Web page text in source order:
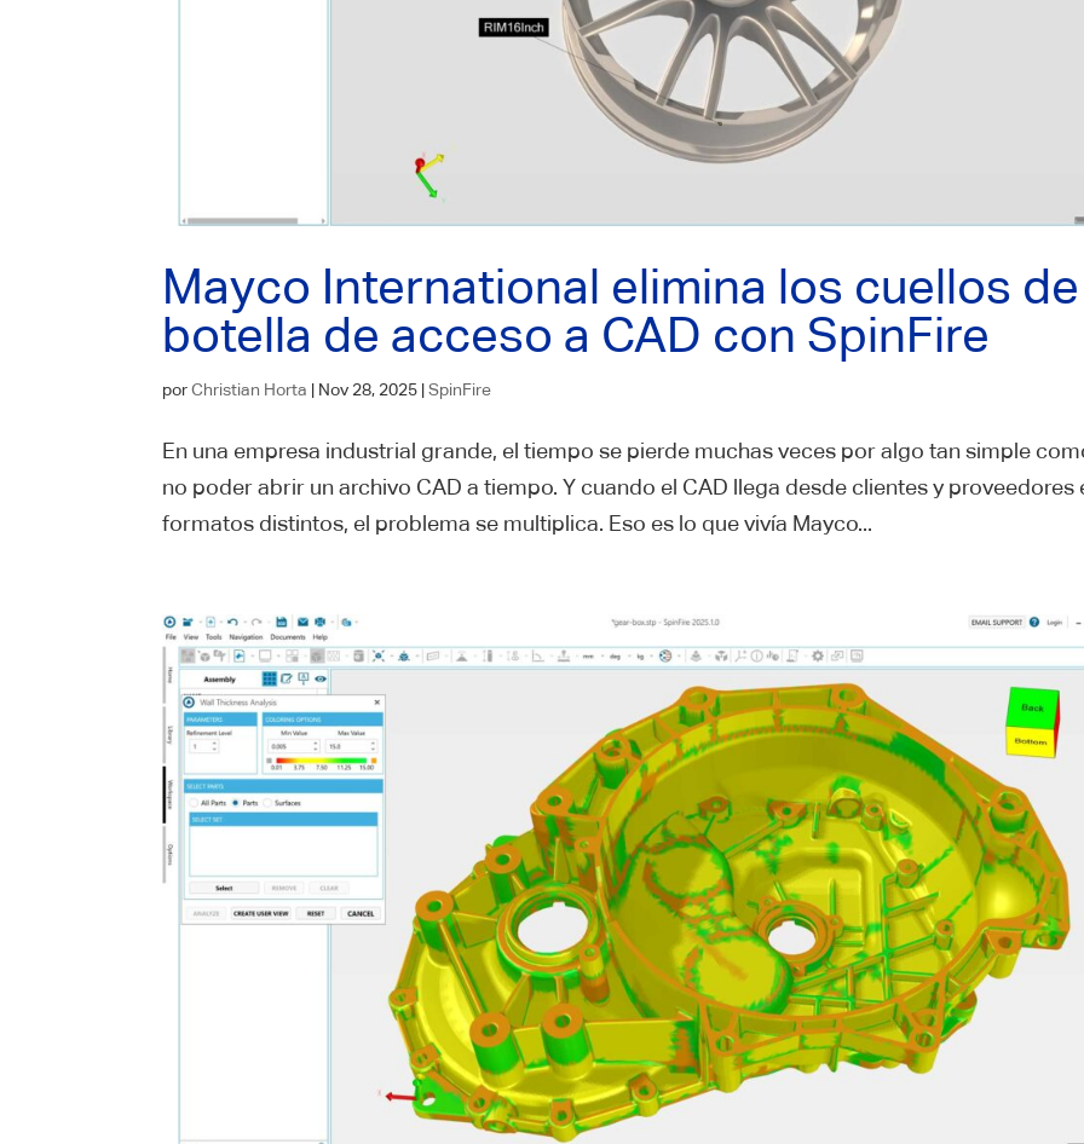
Mayco International elimina los cuellos de
botella de acceso a CAD con SpinFire
porChristian Horta | Nov 28, 2025 |SpinFire
En una empresa industrial grande, el tiempo se pierde muchas veces por algo tan simple
no poder abrir un archivo CAD a tiempo. Y cuando el CAD llega desde clientes y proveedores
formatos distintos, el problema se multiplica. Eso es lo que vivía Mayco...